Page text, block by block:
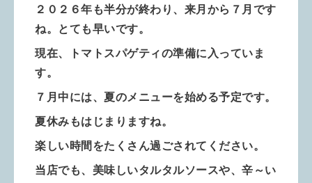
２０２６年も半分が終わり、来月から７月です
ね。とても早いです。
現在、トマトスパゲティの準備に入っていま
す。
７月中には、夏のメニューを始める予定です。
夏休みもはじまりますね。
楽しい時間をたくさん過ごされてください。
当店でも、美味しいタルタルソースや、辛～い